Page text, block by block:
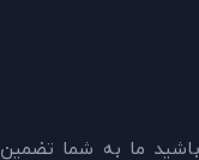
ما به شما تضمين